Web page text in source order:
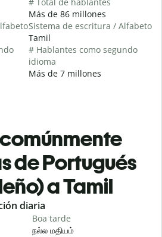
Más de 86 millones
Sistema de escritura / Alfabeto
Tamil
# Hablantes como segundo
idioma
Más de 7 millones
de Portugués
a Tamil
diaria
Boa tarde
நல்ல மதியம்